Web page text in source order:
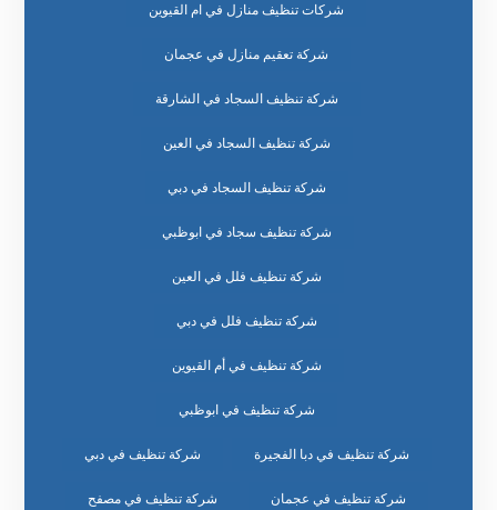
شركات تنظيف منازل في ام القيوين
شركة تعقيم منازل في عجمان
شركة تنظيف السجاد في الشارقة
شركة تنظيف السجاد في العين
شركة تنظيف السجاد في دبي
شركة تنظيف سجاد في ابوظبي
شركة تنظيف فلل في العين
شركة تنظيف فلل في دبي
شركة تنظيف في أم القيوين
شركة تنظيف في ابوظبي
شركة تنظيف في دبا الفجيرة شركة تنظيف في دبي
شركة تنظيف في عجمان شركة تنظيف في مصفح